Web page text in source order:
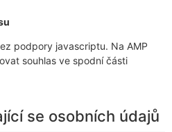
podpory javascriptu. Na AMP
souhlas ve spodní části
se osobních údajů